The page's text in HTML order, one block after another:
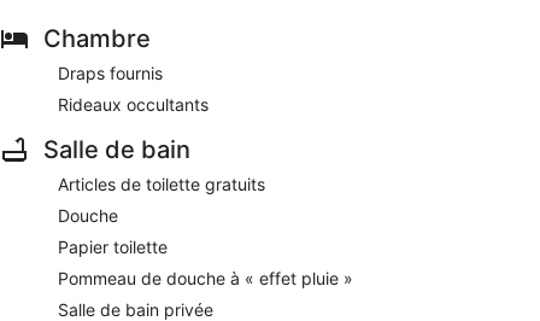
Chambre
Draps fournis
Rideaux occultants
Salle de bain
Articles de toilette gratuits
Douche
Papier toilette
Pommeau de douche à « effet pluie »
Salle de bain privée